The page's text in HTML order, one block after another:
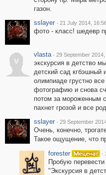
газон.
sslayer · 21 July 2014,
фото - класс! шедевр
v
vlasta · 29 September 2014,
экскурсия в детство
детский сад кгбэшный
олимпиаде грустно
фотографию и снова
потом за мороженным с
пахнет грозой и все
sslayer · 29 September
Очень, конечно,
Такое ощущение, что
forester
·
Пробую
"Экскурсия в